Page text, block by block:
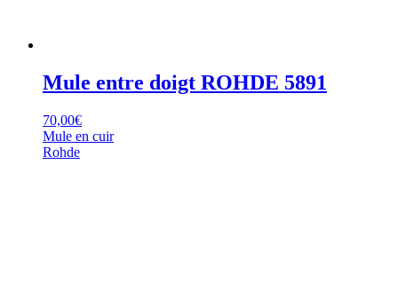
Mule entre doigt ROHDE 5891
70,00€
Mule en cuir
Rohde